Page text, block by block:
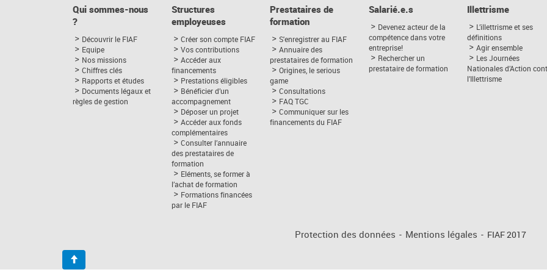
Qui sommes-nous
?
Découvrir le FIAF
Equipe
Nos missions
Chiffres clés
Rapports et études
Documents légaux et
règles de gestion
Structures
employeuses
Créer son compte FIAF
Vos contributions
Accéder aux
financements
Prestations éligibles
Bénéficier d’un
accompagnement
Déposer un projet
Accéder aux fonds
complémentaires
Consulter l’annuaire
des prestataires de
formation
Eléments, se former à
l’achat de formation
Formations financées
par le FIAF
Prestataires de
formation
S'enregistrer au FIAF
Annuaire des
prestataires de formation
Origines, le serious
game
Consultations
FAQ TGC
Communiquer sur les
financements du FIAF
Salarié.e.s
Devenez acteur de la
compétence dans votre
entreprise!
Rechercher un
prestataire de formation
Illettrisme
L’illettrisme et ses
définitions
Agir ensemble
Les Journées
Nationales d’Action
l’Illettrisme
Protection des données - Mentions légales - FIAF 2017